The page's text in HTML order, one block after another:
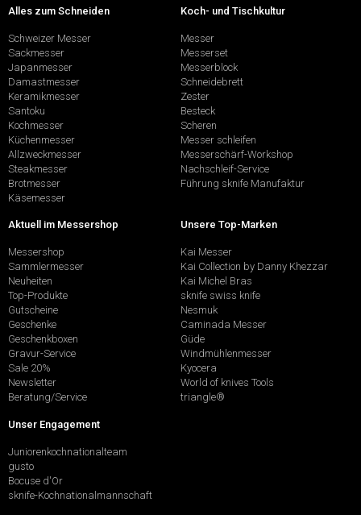
Alles zum Schneiden
Schweizer Messer
Sackmesser
Japanmesser
Damastmesser
Keramikmesser
Santoku
Kochmesser
Küchenmesser
Allzweckmesser
Steakmesser
Brotmesser
Käsemesser
Koch- und Tischkultur
Messer
Messerset
Messerblock
Schneidebrett
Zester
Besteck
Scheren
Messer schleifen
Messerschärf-Workshop
Nachschleif-Service
Führung sknife Manufaktur
Aktuell im Messershop
Messershop
Sammlermesser
Neuheiten
Top-Produkte
Gutscheine
Geschenke
Geschenkboxen
Gravur-Service
Sale 20%
Newsletter
Beratung/Service
Unsere Top-Marken
Kai Messer
Kai Collection by Danny Khezzar
Kai Michel Bras
sknife swiss knife
Nesmuk
Caminada Messer
Güde
Windmühlenmesser
Kyocera
World of knives Tools
triangle®
Unser Engagement
Juniorenkochnationalteam
gusto
Bocuse d'Or
sknife-Kochnationalmannschaft